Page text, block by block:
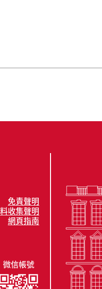
免責聲明
收集聲明
網頁指南
微信帳號